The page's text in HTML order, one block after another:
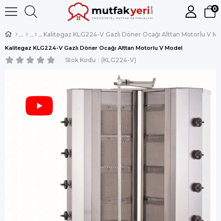
0
Kalitegaz KLG224-V Gazlı Döner Ocağı Alttan Motorlu V
Kalitegaz KLG224-V Gazlı Döner Ocağı Alttan Motorlu V Model
Stok Kodu (KLG224-V)